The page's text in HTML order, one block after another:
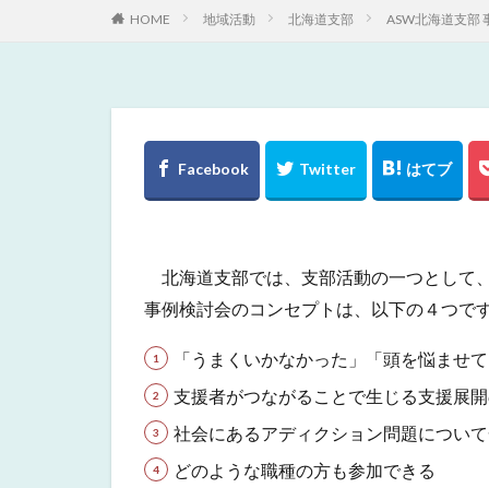
HOME 地域活動 北海道支部 ASW北海道支部
北海道支部では、支部活動の一つとして
事例検討会のコンセプトは、以下の４つで
「うまくいかなかった」「頭を悩ませ
支援者がつながることで生じる支援展
社会にあるアディクション問題につい
どのような職種の方も参加できる